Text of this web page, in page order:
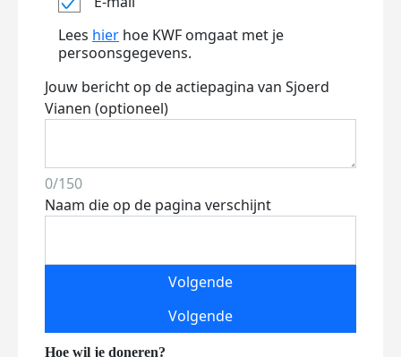
Lees hier hoe KWF omgaat met je
persoonsgegevens.
Jouw bericht op de actiepagina van Sjoerd
Vianen (optioneel)
0/150
Naam die op de pagina verschijnt
Volgende
Volgende